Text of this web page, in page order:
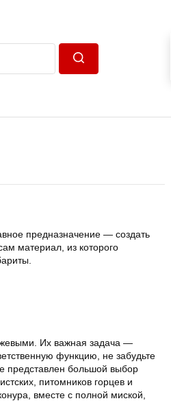
предназначение — создать
материал, из которого
Их важная задача —
функцию, не забудьте
представлен большой выбор
питомников горцев и
вместе с полной миской,